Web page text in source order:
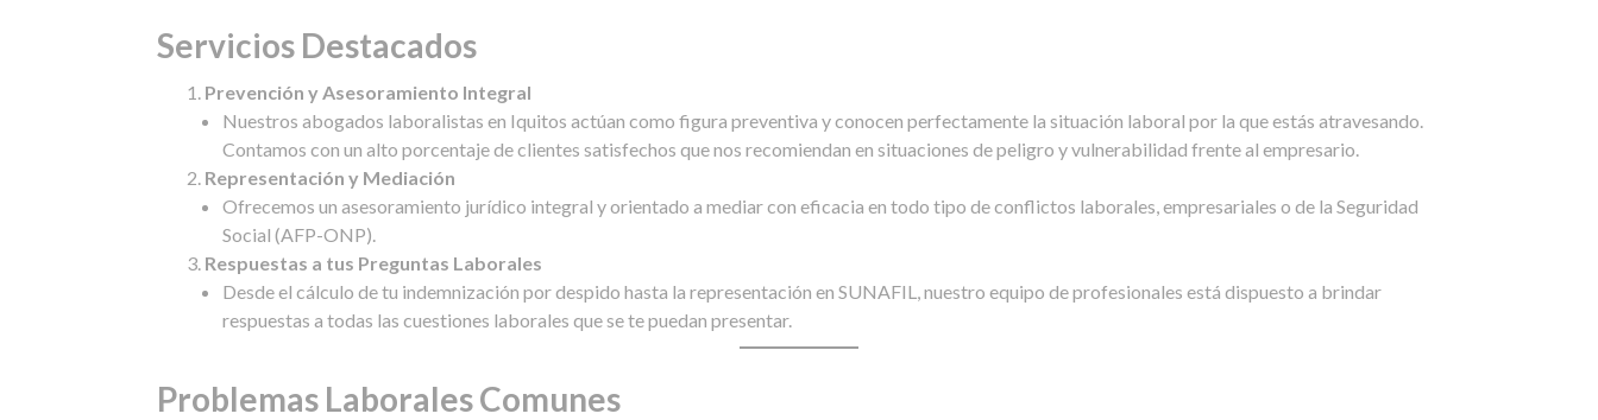
Servicios Destacados
Prevención y Asesoramiento Integral
Nuestros abogados laboralistas en Iquitos actúan como figura preventiva y conocen perfectamente la situación laboral por la que estás atravesando.
Contamos con un alto porcentaje de clientes satisfechos que nos recomiendan en situaciones de peligro y vulnerabilidad frente al empresario.
Representación y Mediación
Ofrecemos un asesoramiento jurídico integral y orientado a mediar con eficacia en todo tipo de conflictos laborales, empresariales o de la Seguridad
Social (AFP-ONP).
Respuestas a tus Preguntas Laborales
Desde el cálculo de tu indemnización por despido hasta la representación en SUNAFIL, nuestro equipo de profesionales está dispuesto a brindar
respuestas a todas las cuestiones laborales que se te puedan presentar.
Problemas Laborales Comunes